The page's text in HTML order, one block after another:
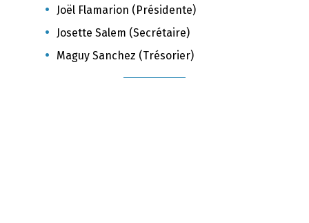
Joël Flamarion (Présidente)
Josette Salem (Secrétaire)
Maguy Sanchez (Trésorier)